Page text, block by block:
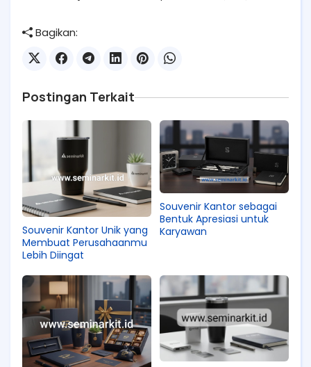
Bagikan:
Postingan Terkait
Souvenir Kantor Unik yang
Membuat Perusahaanmu
Lebih Diingat
Souvenir Kantor sebagai
Bentuk Apresiasi untuk
Karyawan